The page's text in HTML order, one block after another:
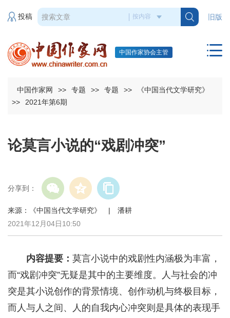
旧版
投稿
中国作家协会主管
中国作家网 >> 专题 >> 专题 >>
《中国当代文学研究》
>>
2021年第6期
论莫言小说的“戏剧冲突”
分享到：
来源：《中国当代文学研究》 | 潘耕
2021年12月04日10:50
内容提要： 莫言小说中的戏剧性内涵极为丰富，
而“戏剧冲突”无疑是其中的主要维度。人与社会的冲
突是其小说创作的背景情境、创作动机与终极目标，
而人与人之间、人的自我内心冲突则是具体的表现手